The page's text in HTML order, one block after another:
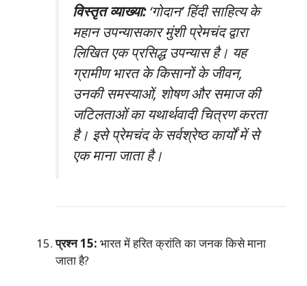
विस्तृत व्याख्या:‘गोदान’ हिंदी साहित्य के
महान उपन्यासकार मुंशी प्रेमचंद द्वारा
लिखित एक प्रसिद्ध उपन्यास है। यह
ग्रामीण भारत के किसानों के जीवन,
उनकी समस्याओं, शोषण और समाज की
जटिलताओं का यथार्थवादी चित्रण करता
है। इसे प्रेमचंद के सर्वश्रेष्ठ कार्यों में से
एक माना जाता है।
प्रश्न 15: भारत में हरित क्रांति का जनक किसे माना
जाता है?